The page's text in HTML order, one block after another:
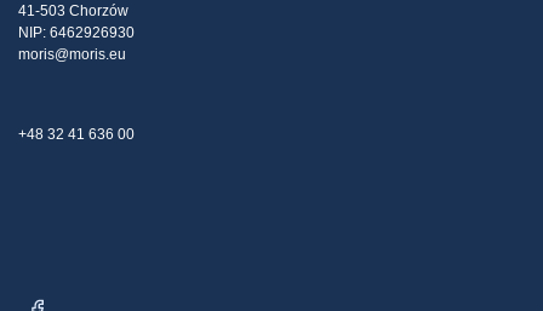
41-503 Chorzów
NIP: 6462926930
moris@moris.eu
+48 32 41 636 00